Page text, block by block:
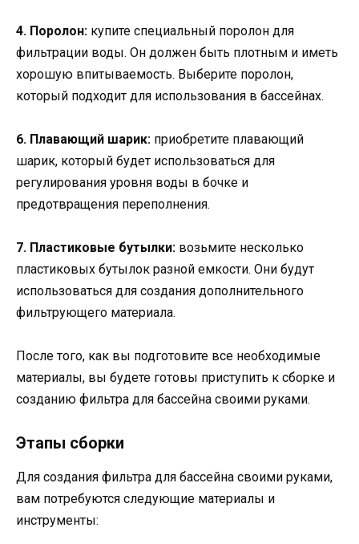
4. Поролон: купите специальный поролон для
фильтрации воды. Он должен быть плотным и иметь
хорошую впитываемость. Выберите поролон,
который подходит для использования в бассейнах.
6. Плавающий шарик: приобретите плавающий
шарик, который будет использоваться для
регулирования уровня воды в бочке и
предотвращения переполнения.
7. Пластиковые бутылки: возьмите несколько
пластиковых бутылок разной емкости. Они будут
использоваться для создания дополнительного
фильтрующего материала.
После того, как вы подготовите все необходимые
материалы, вы будете готовы приступить к сборке и
созданию фильтра для бассейна своими руками.
Этапы сборки
Для создания фильтра для бассейна своими руками,
вам потребуются следующие материалы и
инструменты: